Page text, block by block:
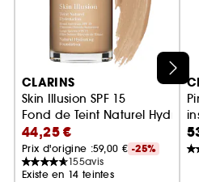
CLARINS
Skin Illusion SPF 15
Fond de Teint Naturel
44,25 €
Prix d'origine :59,00 € -25%
155avis
Existe en 14 teintes